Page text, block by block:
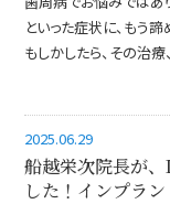
といった症状に、もう
もしかしたら、その治
2025.06.29
船越栄次院長が
した！インプラ